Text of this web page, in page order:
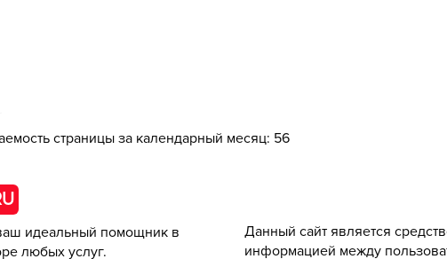
страницы за календарный месяц: 56
идеальный помощник в
любых услуг.
Данный сайт является
информацией между